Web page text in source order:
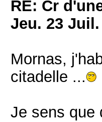
RE: Cr
Jeu. 23 Juil.
Mornas,
citadelle ...
Je sens que